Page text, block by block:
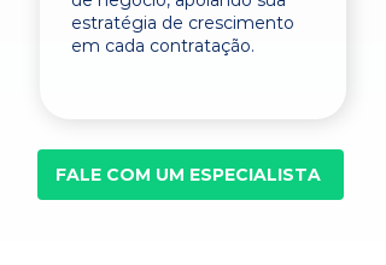
estratégia de crescimento
em cada contratação.
FALE COM UM ESPECIALISTA